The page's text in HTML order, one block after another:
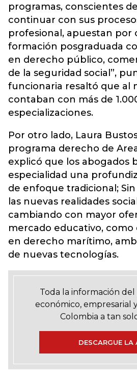
programas, conscientes
continuar con sus
profesional, apuestan por
formación posgraduada
en derecho público,
de la seguridad social”,
funcionaria resaltó que al
contaban con más de
especializaciones.
Por otro lado, Laura
programa derecho de
explicó que los abogados
especialidad una
de enfoque tradicional;
las nuevas realidades
cambiando con mayor
mercado educativo, como
en derecho marítimo,
de nuevas tecnologías.
Toda la información
económico, empresarial
Colombia a tan
DESCARGUE LA